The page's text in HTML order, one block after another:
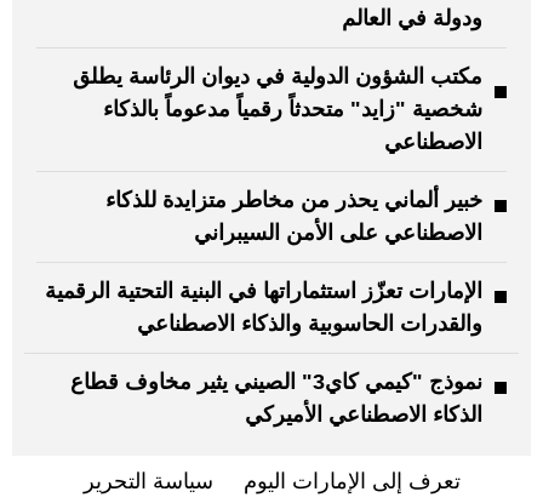
ودولة في العالم
مكتب الشؤون الدولية في ديوان الرئاسة يطلق
شخصية "زايد" متحدثاً رقمياً مدعوماً بالذكاء
الاصطناعي
خبير ألماني يحذر من مخاطر متزايدة للذكاء
الاصطناعي على الأمن السيبراني
الإمارات تعزّز استثماراتها في البنية التحتية الرقمية
والقدرات الحاسوبية والذكاء الاصطناعي
نموذج "كيمي كاي3" الصيني يثير مخاوف قطاع
الذكاء الاصطناعي الأميركي
تعرف إلى الإمارات اليوم سياسة التحرير